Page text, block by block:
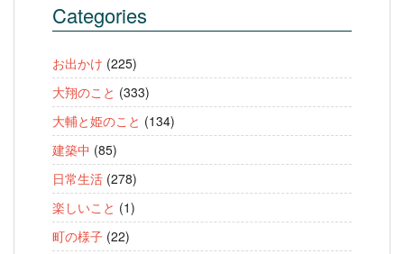
Categories
お出かけ (225)
大翔のこと (333)
大輔と姫のこと (134)
建築中 (85)
日常生活 (278)
楽しいこと (1)
町の様子 (22)